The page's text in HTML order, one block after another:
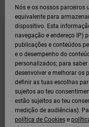
AVANÇAR
PARA
PROCURAR
CRITÉRIOS
AVANÇAR
PARA
ORDENAR
Nós e os nossos
equivalente para
dispositivo. Esta
navegação e endereço IP)
publicações e conteúdos
e o desempenho do
personalizados; para
desenvolver e melhorar os
definir as tuas escolhas
sujeitos ao teu
estão sujeitos ao teu
medição de audiências).
política de Cookies e